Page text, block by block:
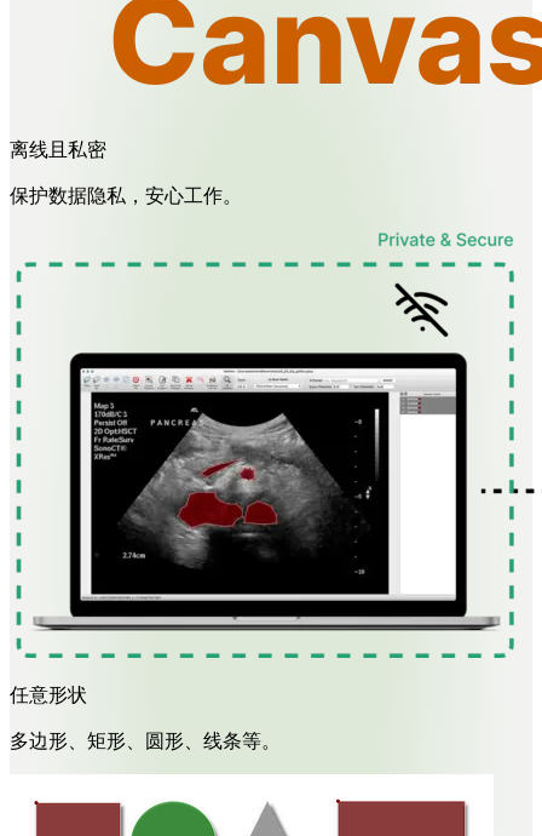
离线且私密
保护数据隐私，安心工作。
任意形状
多边形、矩形、圆形、线条等。